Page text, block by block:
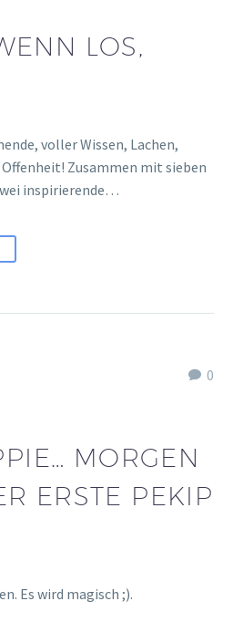
LOS,
voller Wissen, Lachen,
Zusammen mit sieben
inspirierende…
0
MORGEN
ERSTE PEKIP
Es wird magisch ;).